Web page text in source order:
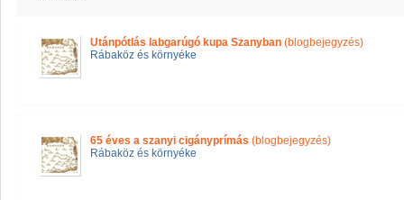
Utánpótlás labgarúgó kupa Szanyban (blogbejegyzés)
Rábaköz és környéke
65 éves a szanyi cigányprímás (blogbejegyzés)
Rábaköz és környéke